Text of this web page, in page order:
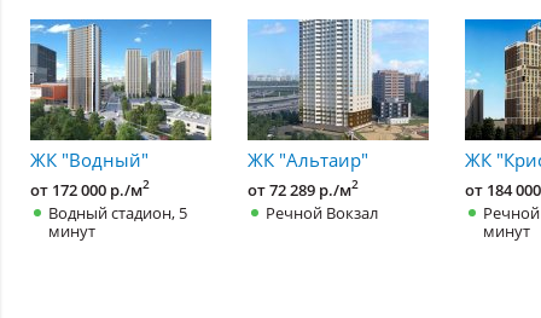
ЖК "Водный"
от 172 000 р./м2
Водный стадион, 5
минут
ЖК "Альтаир"
от 72 289 р./м2
Речной Вокзал
ЖК
от 184
минут